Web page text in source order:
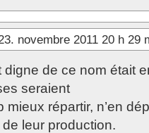
novembre 2011 20 h 29
de ce nom était
seraient
répartir, n’en
leur production.